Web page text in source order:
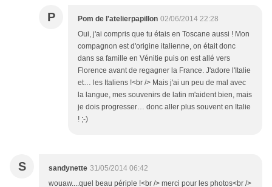
P Pom de l'atelierpapillon 02/06/2014 22:28
Oui, j'ai compris que tu étais en Toscane aussi ! Mon
compagnon est d'origine italienne, on était donc
dans sa famille en Vénitie puis on est allé vers
Florence avant de regagner la France. J'adore l'Italie
et… les Italiens !<br /> Mais j'ai un peu de mal avec
la langue, mes souvenirs de latin m'aident bien, mais
je dois progresser… donc aller plus souvent en Italie
! ;-)
S sandynette 31/05/2014 06:42
wouaw....quel beau périple !<br /> merci pour les photos<br />